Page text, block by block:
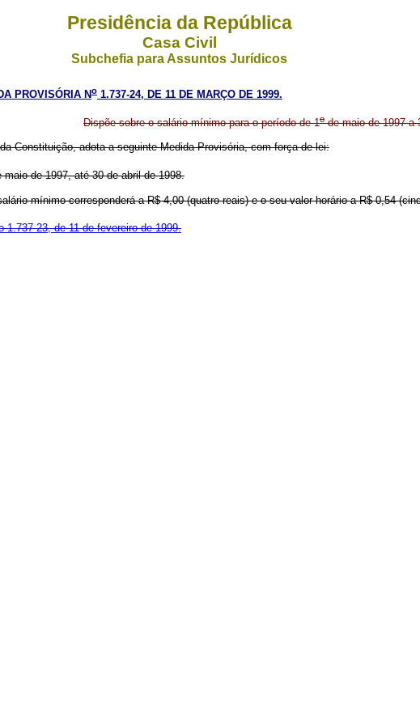
Presidência da República
Casa Civil
Subchefia para Assuntos Jurídicos
PROVISÓRIA No 1.737-24, DE 11 DE MARÇO DE 1999.
Dispõe sobre o salário mínimo para o período de 1ode maio de 1997 a
Constituição, adota a seguinte Medida Provisória, com força de lei:
de 1997, até 30 de abril de 1998.
mínimo corresponderá a R$ 4,00 (quatro reais) e o seu valor horário a R$ 0,54
1.737-23, de 11 de fevereiro de 1999.